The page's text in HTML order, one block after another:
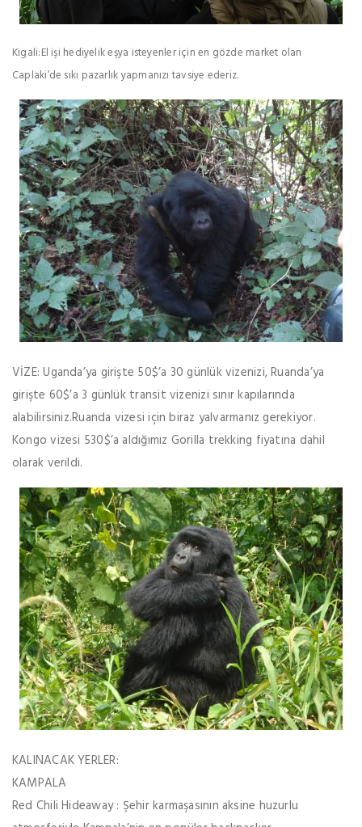
Kigali:El işi hediyelik eşya isteyenler için en gözde market olan
Caplaki’de sıkı pazarlık yapmanızı tavsiye ederiz.
VİZE: Uganda’ya girişte 50$’a 30 günlük vizenizi, Ruanda’ya
girişte 60$’a 3 günlük transit vizenizi sınır kapılarında
alabilirsiniz.Ruanda vizesi için biraz yalvarmanız gerekiyor.
Kongo vizesi 530$’a aldığımız Gorilla trekking fiyatına dahil
olarak verildi.
KALINACAK YERLER:
KAMPALA
Red Chili Hideaway : Şehir karmaşasının aksine huzurlu